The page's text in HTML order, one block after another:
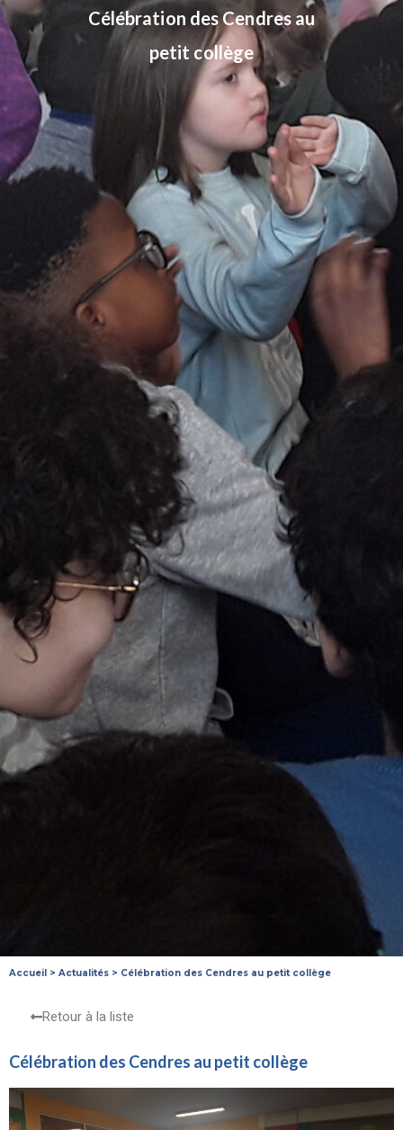
Célébration des Cendres au
petit collège
Accueil > Actualités > Célébration des Cendres au petit collège
Retour à la liste
Célébration des Cendres au petit collège